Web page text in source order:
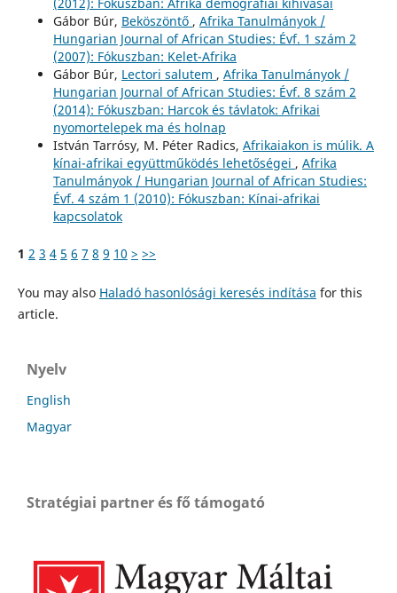
Gábor Búr, Beköszöntő , Afrika Tanulmányok /
Hungarian Journal of African Studies: Évf. 1 szám 2
(2007): Fókuszban: Kelet-Afrika
Gábor Búr, Lectori salutem , Afrika Tanulmányok /
Hungarian Journal of African Studies: Évf. 8 szám 2
(2014): Fókuszban: Harcok és távlatok: Afrikai
nyomortelepek ma és holnap
István Tarrósy, M. Péter Radics, Afrikaiakon is múlik. A
kínai-afrikai együttműködés lehetőségei , Afrika
Tanulmányok / Hungarian Journal of African Studies:
Évf. 4 szám 1 (2010): Fókuszban: Kínai-afrikai
kapcsolatok
1 2 3 4 5 6 7 8 9 10 > >>
You may also Haladó hasonlósági keresés indítása for this
article.
Nyelv
English
Magyar
Stratégiai partner és fő támogató